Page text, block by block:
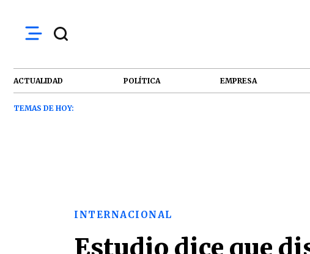
ACTUALIDAD POLÍTICA EMPRESA
TEMAS DE HOY:
INTERNACIONAL
Estudio dice que